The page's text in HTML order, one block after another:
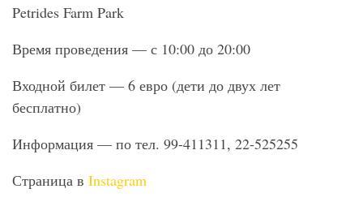
Petrides Farm Park
Время проведения — с 10:00 до 20:00
Входной билет — 6 евро (дети до двух лет
бесплатно)
Информация — по тел. 99-411311, 22-525255
Страница в Instagram